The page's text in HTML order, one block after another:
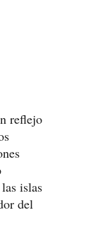
reflejo
islas
del